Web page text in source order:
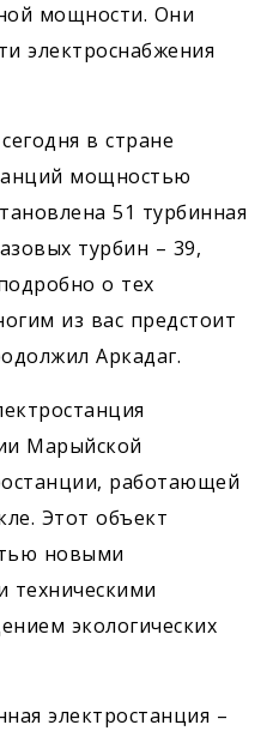
мощности. Они
электроснабжения
в стране
мощностью
51 турбинная
турбин – 39,
о тех
из вас предстоит
Аркадаг.
Марыйской
работающей
Этот объект
новыми
техническими
экологических
электростанция –